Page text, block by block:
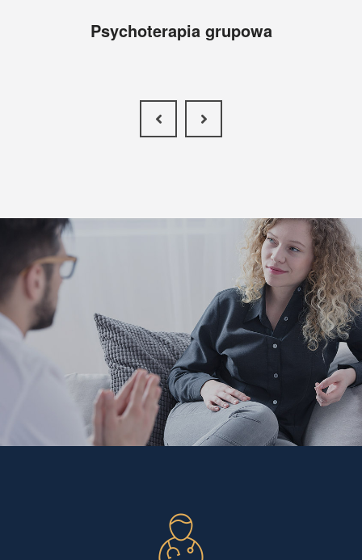
Psychoterapia grupowa